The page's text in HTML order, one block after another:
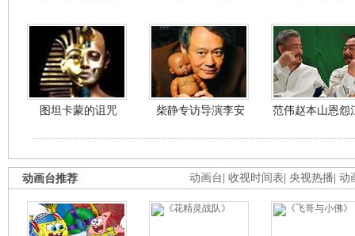
图坦卡蒙的诅咒 柴静专访导演李安 范伟赵本山恩怨
动画台 收视时间表 央视热播 动
动画台推荐